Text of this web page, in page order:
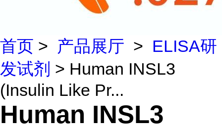
首页 > 产品展厅 > ELISA研
发试剂 > Human INSL3
(Insulin Like Pr...
Human INSL3